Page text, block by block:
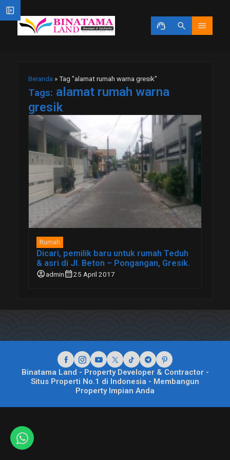
support_agent search menu
Beranda »Tag "alamat rumah warna gresik"
Tags: alamat rumah warna
gresik
Rumah
Dicari, pemilik baru untuk rumah Teduh
& asri di Jl. Beton – Pongangan, Gresik.
account_circleadmincalendar_month25 April 2017
left_panel_open
Binatama Land - Property Developer & Contractor -
Situs Properti No.1 di Indonesia - Membangun
Property Impian Anda